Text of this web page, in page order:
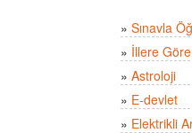
» Sınavla
» İllere
» Astroloji
» E-devlet
» Elektrikli